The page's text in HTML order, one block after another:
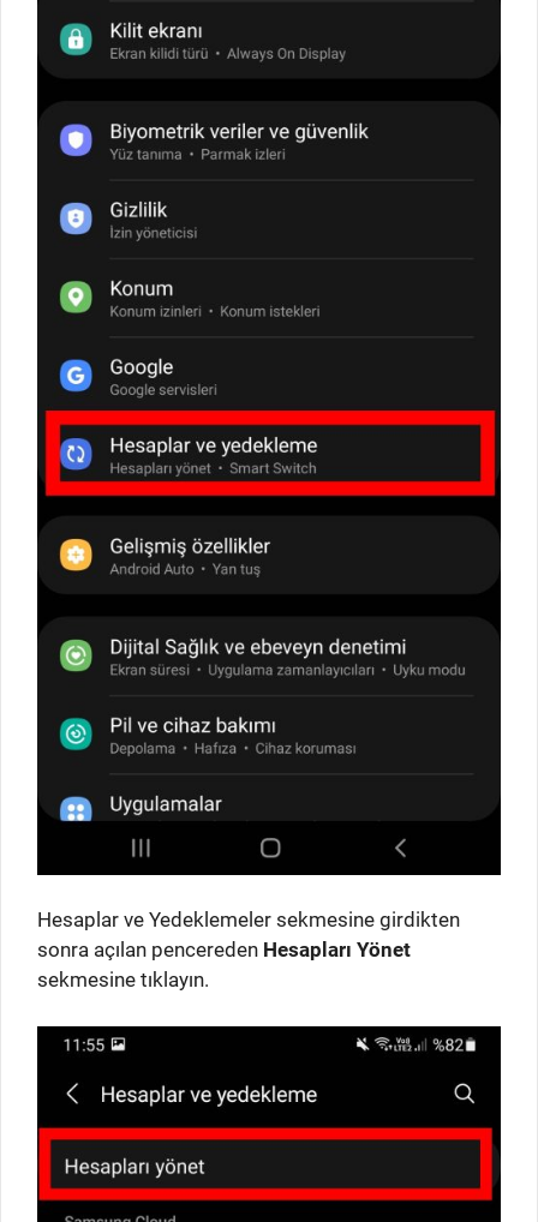
Hesaplar ve Yedeklemeler sekmesine girdikten
sonra açılan pencereden Hesapları Yönet
sekmesine tıklayın.